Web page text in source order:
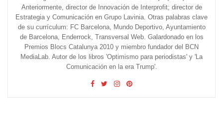
Anteriormente, director de Innovación de Interprofit; director de
Estrategia y Comunicación en Grupo Lavinia. Otras palabras clave
de su currículum: FC Barcelona, Mundo Deportivo, Ayuntamiento
de Barcelona, Enderrock, Transversal Web. Galardonado en los
Premios Blocs Catalunya 2010 y miembro fundador del BCN
MediaLab. Autor de los libros 'Optimismo para periodistas' y 'La
Comunicación en la era Trump'.